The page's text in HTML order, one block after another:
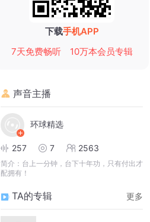
下载手机APP
7天免费畅听
10万本会员专辑
声音主播
环球精选
257 7 2563
简介： 台上一分钟，台下十年功，只有付出才
配拥有！
TA的专辑 更多